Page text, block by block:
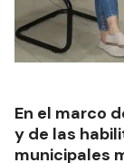
En el marco
y de las
municipales